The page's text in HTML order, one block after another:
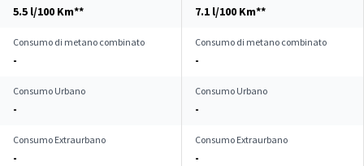
5.5 l/100 Km** 7.1 l/100 Km**
Consumo di metano combinato
-
Consumo di metano combinato
-
Consumo Urbano
-
Consumo Urbano
-
Consumo Extraurbano
-
Consumo Extraurbano
-